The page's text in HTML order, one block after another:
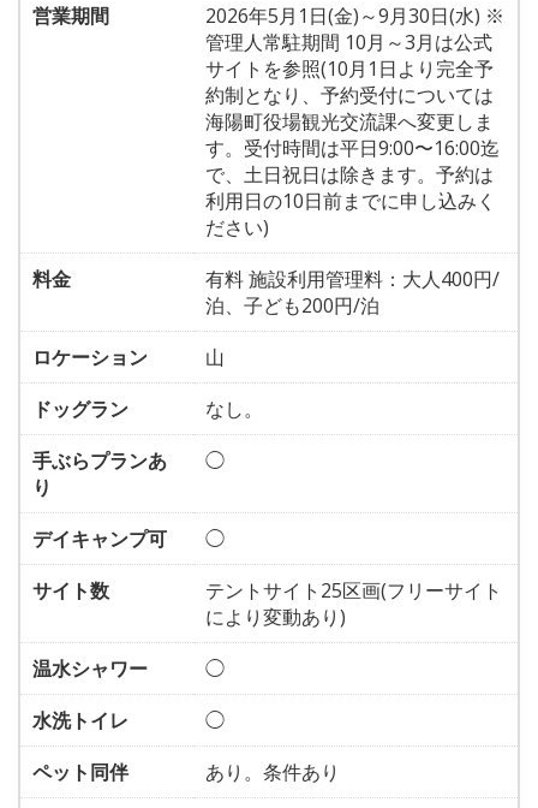
営業期間
2026年5月1日(金)～9月30日(水) ※
管理人常駐期間 10月～3月は公式
サイトを参照(10月1日より完全予
約制となり、予約受付については
海陽町役場観光交流課へ変更しま
す。受付時間は平日9:00〜16:00迄
で、土日祝日は除きます。予約は
利用日の10日前までに申し込みく
ださい)
料金
有料 施設利用管理料：大人400円/
泊、子ども200円/泊
ロケーション
山
ドッグラン
なし。
手ぶらプランあ
り
◯
デイキャンプ可
◯
サイト数
テントサイト25区画(フリーサイト
により変動あり)
温水シャワー
◯
水洗トイレ
◯
ペット同伴
あり。条件あり